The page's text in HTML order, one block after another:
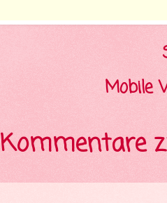
Mobile
Kommentare